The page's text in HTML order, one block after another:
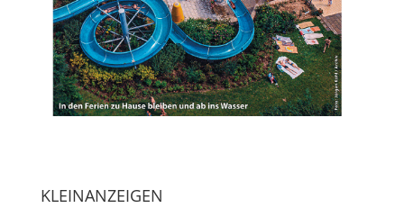
KLEINANZEIGEN